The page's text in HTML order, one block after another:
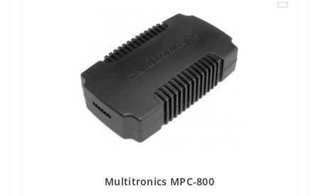
Multitronics MPC-800